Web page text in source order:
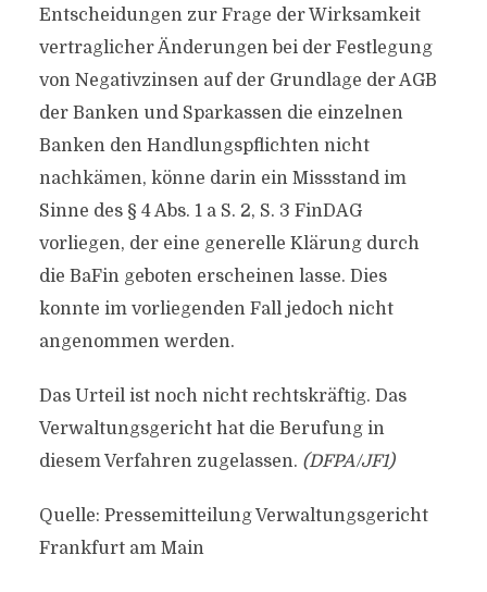
Entscheidungen zur Frage der Wirksamkeit
vertraglicher Änderungen bei der Festlegung
von Negativzinsen auf der Grundlage der AGB
der Banken und Sparkassen die einzelnen
Banken den Handlungspflichten nicht
nachkämen, könne darin ein Missstand im
Sinne des § 4 Abs. 1 a S. 2, S. 3 FinDAG
vorliegen, der eine generelle Klärung durch
die BaFin geboten erscheinen lasse. Dies
konnte im vorliegenden Fall jedoch nicht
angenommen werden.
Das Urteil ist noch nicht rechtskräftig. Das
Verwaltungsgericht hat die Berufung in
diesem Verfahren zugelassen. (DFPA/JF1)
Quelle: Pressemitteilung Verwaltungsgericht
Frankfurt am Main